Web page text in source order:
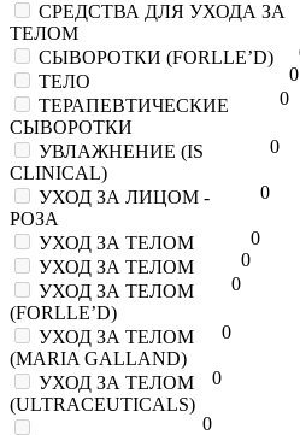
СРЕДСТВА ДЛЯ УХОДА ЗА
ТЕЛОМ
СЫВОРОТКИ (FORLLE’D)
0
ТЕЛО
0
ТЕРАПЕВТИЧЕСКИЕ
СЫВОРОТКИ
0
УВЛАЖНЕНИЕ (IS
CLINICAL)
0
УХОД ЗА ЛИЦОМ -
РОЗА
0
УХОД ЗА ТЕЛОМ
0
УХОД ЗА ТЕЛОМ
0
УХОД ЗА ТЕЛОМ
(FORLLE’D)
0
УХОД ЗА ТЕЛОМ
(MARIA GALLAND)
0
УХОД ЗА ТЕЛОМ
(ULTRACEUTICALS)
0